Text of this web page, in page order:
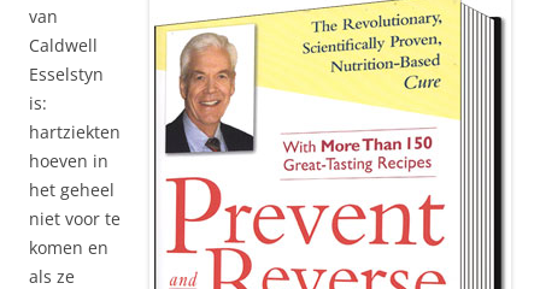
van
Caldwell
Esselstyn
is:
hartziekten
hoeven in
het geheel
niet voor te
komen en
als ze